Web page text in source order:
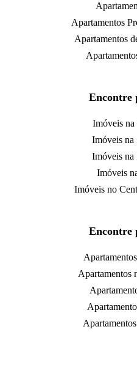
Apartamentos
Apartamentos
Encontre
Imóveis na
Imóveis na
Imóveis na
Imóveis
Imóveis no
Encontre
Apartamentos